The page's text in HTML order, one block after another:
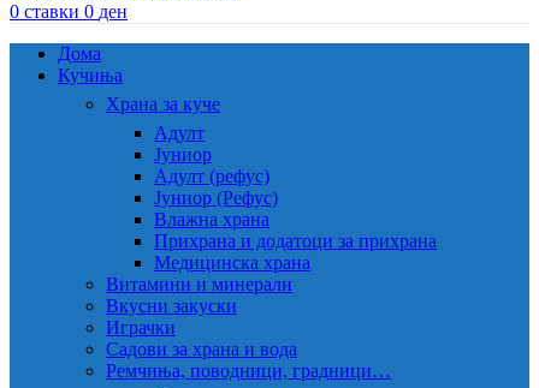
0 ставки 0 ден
Дома
Кучиња
Храна за куче
Адулт
Јуниор
Адулт (рефус)
Јуниор (Рефус)
Влажна храна
Прихрана и додатоци за прихрана
Медицинска храна
Витамини и минерали
Вкусни закуски
Играчки
Садови за храна и вода
Ремчиња, поводници, градници…